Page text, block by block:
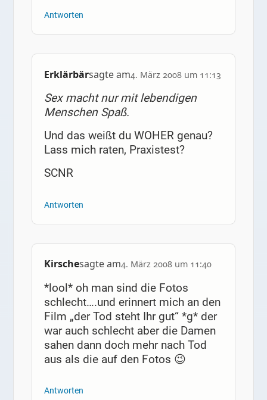
Antworten
Erklärbärsagte am4. März 2008 um 11:13
Sex macht nur mit lebendigen
Menschen Spaß.
Und das weißt du WOHER genau?
Lass mich raten, Praxistest?
SCNR
Antworten
Kirschesagte am4. März 2008 um 11:40
*lool* oh man sind die Fotos
schlecht….und erinnert mich an den
Film „der Tod steht Ihr gut“ *g* der
war auch schlecht aber die Damen
sahen dann doch mehr nach Tod
aus als die auf den Fotos 😉
Antworten